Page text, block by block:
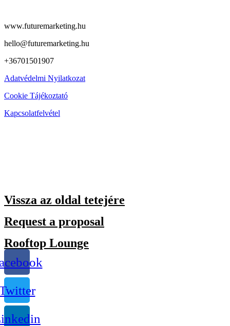
www.futuremarketing.hu
hello@futuremarketing.hu
+36701501907
Adatvédelmi Nyilatkozat
Cookie Tájékoztató
Kapcsolatfelvétel
Vissza az oldal tetejére
Request a proposal
Rooftop Lounge